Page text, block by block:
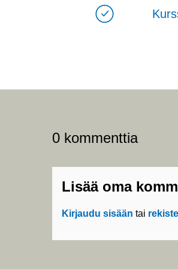
0 kommenttia
Lisää oma
Kirjaudu sisään tai